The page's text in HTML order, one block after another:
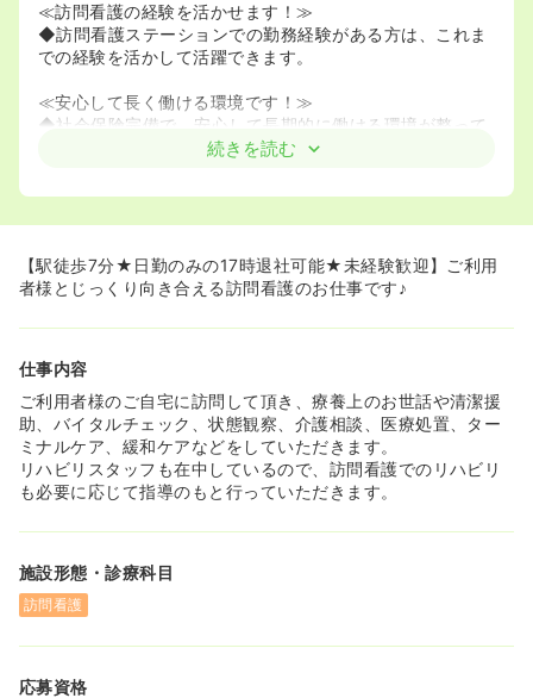
≪訪問看護の経験を活かせます！≫
◆訪問看護ステーションでの勤務経験がある方は、これま
での経験を活かして活躍できます。
≪安心して長く働ける環境です！≫
◆社会保険完備で、安心して長期的に働ける環境が整って
おすすめです。
◆各種手当が充実しており、安定した収入が期待できま
す。
しっかり評価されます。
≪アクセス良好で通勤便利！≫
◆最寄り駅から徒歩圏内で、公共交通機関での通勤に便利
です。
◆バイク・自転車通勤も可能なので、ご自身のスタイルに
合わせて通勤方法を選べます。
続きを読む
【駅徒歩7分★日勤のみの17時退社可能★未経験歓迎】ご利用
者様とじっくり向き合える訪問看護のお仕事です♪
仕事内容
ご利用者様のご自宅に訪問して頂き、療養上のお世話や清潔援
助、バイタルチェック、状態観察、介護相談、医療処置、ター
ミナルケア、緩和ケアなどをしていただきます。
リハビリスタッフも在中しているので、訪問看護でのリハビリ
も必要に応じて指導のもと行っていただきます。
施設形態・診療科目
訪問看護
応募資格